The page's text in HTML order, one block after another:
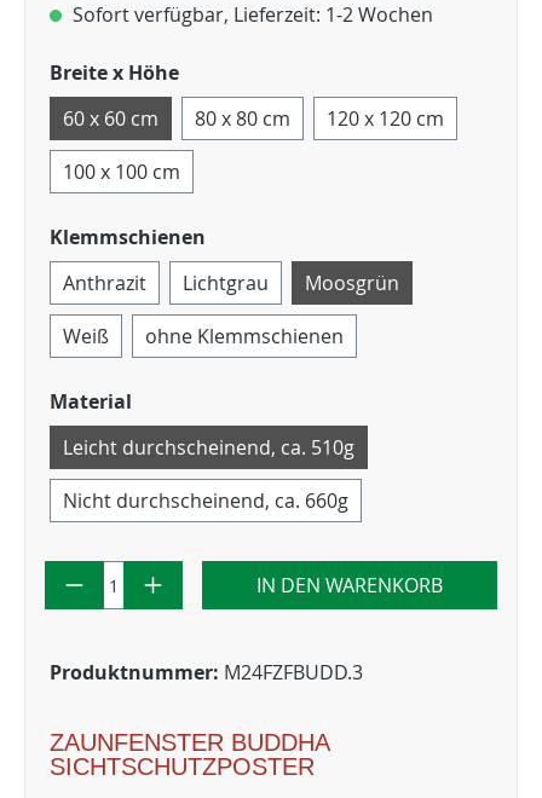
Sofort verfügbar, Lieferzeit: 1-2 Wochen
Breite x Höhe
60 x 60 cm
80 x 80 cm
120 x 120 cm
100 x 100 cm
Klemmschienen
Anthrazit
Lichtgrau
Moosgrün
Weiß
ohne Klemmschienen
Material
Leicht durchscheinend, ca. 510g
Nicht durchscheinend, ca. 660g
IN DEN WARENKORB
Produktnummer: M24FZFBUDD.3
ZAUNFENSTER BUDDHA
SICHTSCHUTZPOSTER